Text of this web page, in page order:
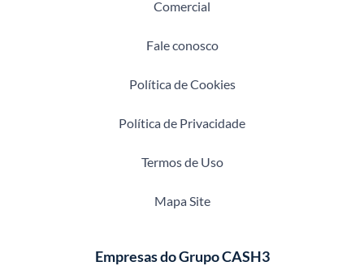
Comercial
Fale conosco
Política de Cookies
Política de Privacidade
Termos de Uso
Mapa Site
Empresas do Grupo CASH3